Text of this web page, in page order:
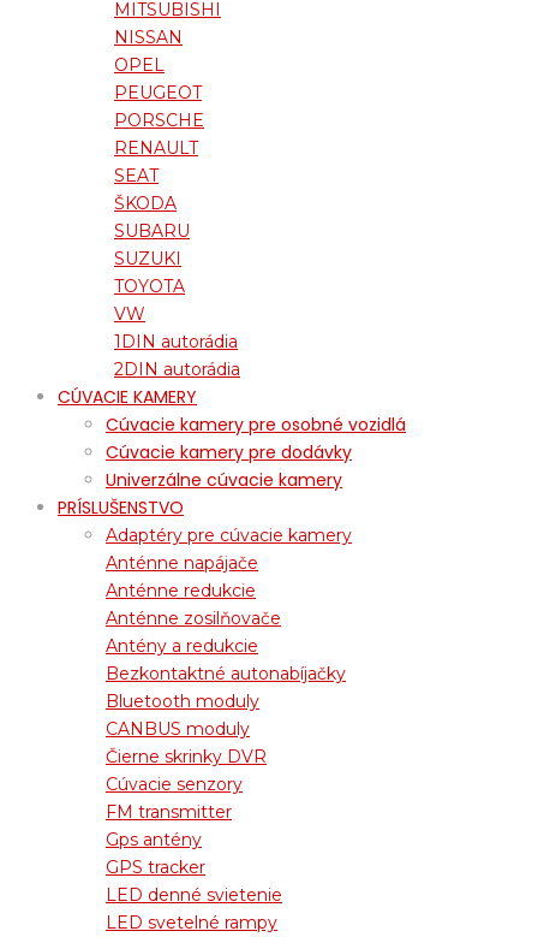
MITSUBISHI
NISSAN
OPEL
PEUGEOT
PORSCHE
RENAULT
SEAT
ŠKODA
SUBARU
SUZUKI
TOYOTA
VW
1DIN autorádia
2DIN autorádia
CÚVACIE KAMERY
Cúvacie kamery pre osobné vozidlá
Cúvacie kamery pre dodávky
Univerzálne cúvacie kamery
PRÍSLUŠENSTVO
Adaptéry pre cúvacie kamery
Anténne napájače
Anténne redukcie
Anténne zosilňovače
Antény a redukcie
Bezkontaktné autonabíjačky
Bluetooth moduly
CANBUS moduly
Čierne skrinky DVR
Cúvacie senzory
FM transmitter
Gps antény
GPS tracker
LED denné svietenie
LED svetelné rampy